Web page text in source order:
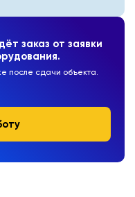
заказ от заявки
после сдачи объекта.